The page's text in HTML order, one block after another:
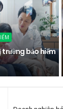
bảo hiểm